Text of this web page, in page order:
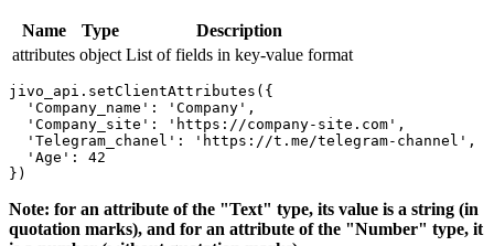
Name Type
Description
attributes object List of fields in key-value format
jivo_api.setClientAttributes({
  'Company_name': 'Company',
  'Company_site': 'https://company-site.com',
  'Telegram_chanel': 'https://t.me/telegram-channel',
  'Age': 42
Note: for an attribute of the "Text" type, its value is a string (in
quotation marks), and for an attribute of the "Number" type, it